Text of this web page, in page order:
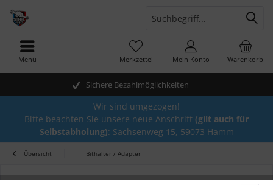
Sichere Bezahlmöglichkeiten
Warenkorb
Merkzettel Mein Konto
Menü
Wir sind umgezogen!
Bitte beachten Sie unsere neue Anschrift (gilt auch für
Selbstabholung): Sachsenweg 15, 59073 Hamm
Übersicht Bithalter / Adapter